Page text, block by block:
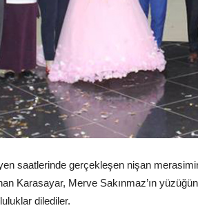
saatlerinde gerçekleşen nişan
Karasayar, Merve Sakınmaz’ın
dilediler.